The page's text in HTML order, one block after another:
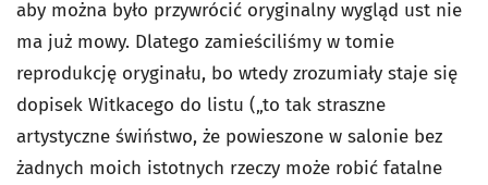
aby można było przywrócić oryginalny wygląd ust nie
ma już mowy. Dlatego zamieściliśmy w tomie
reprodukcję oryginału, bo wtedy zrozumiały staje się
dopisek Witkacego do listu („to tak straszne
artystyczne świństwo, że powieszone w salonie bez
żadnych moich istotnych rzeczy może robić fatalne